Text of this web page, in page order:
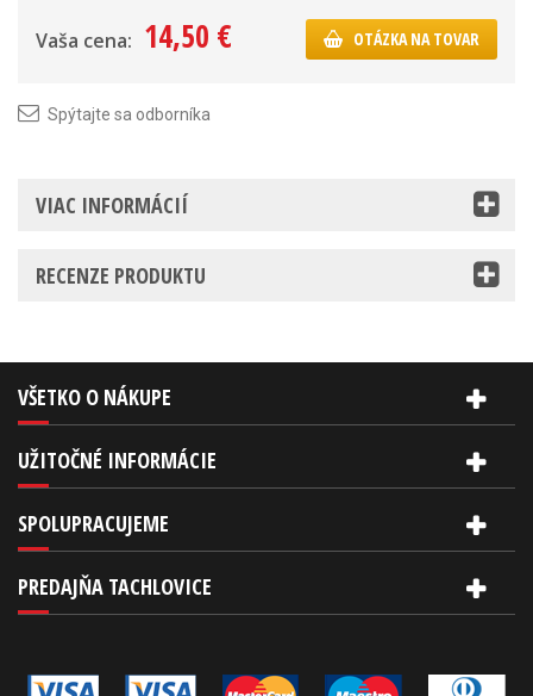
Vaša cena: 14,50 € OTÁZKA NA TOVAR
Spýtajte sa odborníka
VIAC INFORMÁCIÍ
RECENZE PRODUKTU
VŠETKO O NÁKUPE
UŽITOČNÉ INFORMÁCIE
SPOLUPRACUJEME
PREDAJŇA TACHLOVICE